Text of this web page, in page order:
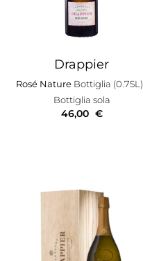
Drappier
Rosé Nature Bottiglia (0.75L)
Bottiglia sola
46,00 €